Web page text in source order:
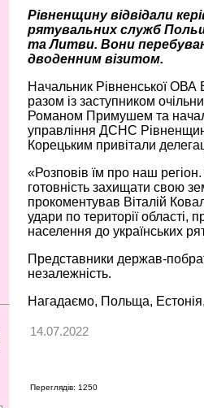
Рівненщину відвідали
рятувальних служб
та Литви. Вони
дводенним візитом.
Начальник Рівненської ОВА
разом із заступником
Романом Примушем та
управління ДСНС
Корецьким привітали
«Розповів їм про наш
готовність захищати свою
прокоментував Віталій
удари по території
населення до українських
Представники держав-
незалежність.
Нагадаємо, Польща,
14.07.2022
Переглядів: 1250